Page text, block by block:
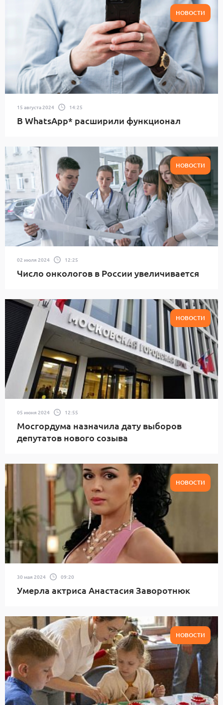
НОВОСТИ
15 августа 2024 14:25
В WhatsApp* расширили функционал
НОВОСТИ
02 июля 2024 12:25
Число онкологов в России увеличивается
НОВОСТИ
05 июня 2024 12:55
Мосгордума назначила дату выборов
депутатов нового созыва
НОВОСТИ
30 мая 2024 09:20
Умерла актриса Анастасия Заворотнюк
НОВОСТИ